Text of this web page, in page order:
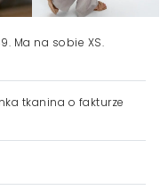
Ma na sobie XS.
tkanina o fakturze